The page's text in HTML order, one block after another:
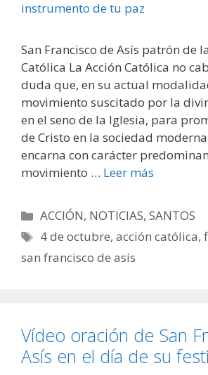
San Francisco de Asís patrón de
Católica La Acción Católica no
duda que, en su actual
movimiento suscitado por la
en el seno de la Iglesia, para
de Cristo en la sociedad
encarna con carácter
movimiento … Leer más
Categorías
ACCIÓN, NOTICIAS,SANTOS
Etiquetas
4 de octubre,acción católica,
san francisco de asís
Vídeo oración de San
Asís en el día de su